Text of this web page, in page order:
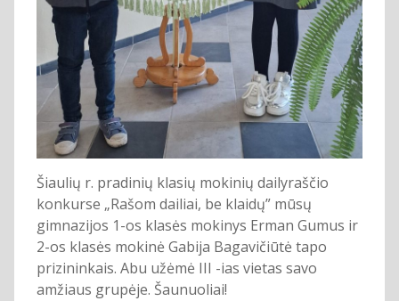
Šiaulių r. pradinių klasių mokinių dailyraščio
konkurse „Rašom dailiai, be klaidų” mūsų
gimnazijos 1-os klasės mokinys Erman Gumus ir
2-os klasės mokinė Gabija Bagavičiūtė tapo
prizininkais. Abu užėmė III -ias vietas savo
amžiaus grupėje. Šaunuoliai!